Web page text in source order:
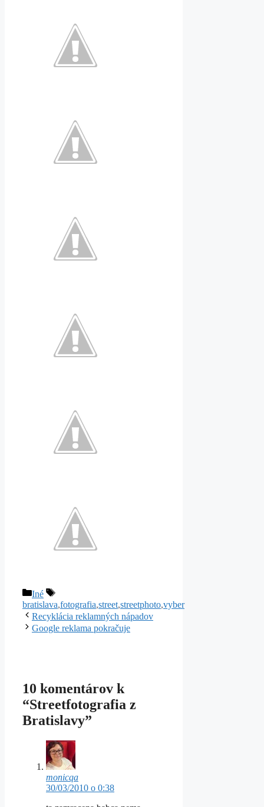
Kategórie
Iné
Značky
bratislava,fotografia,street,streetphoto,vyber
Recyklácia reklamných nápadov
Google reklama pokračuje
10 komentárov k
“Streetfotografia z
Bratislavy”
monicqa
30/03/2010 o 0:38